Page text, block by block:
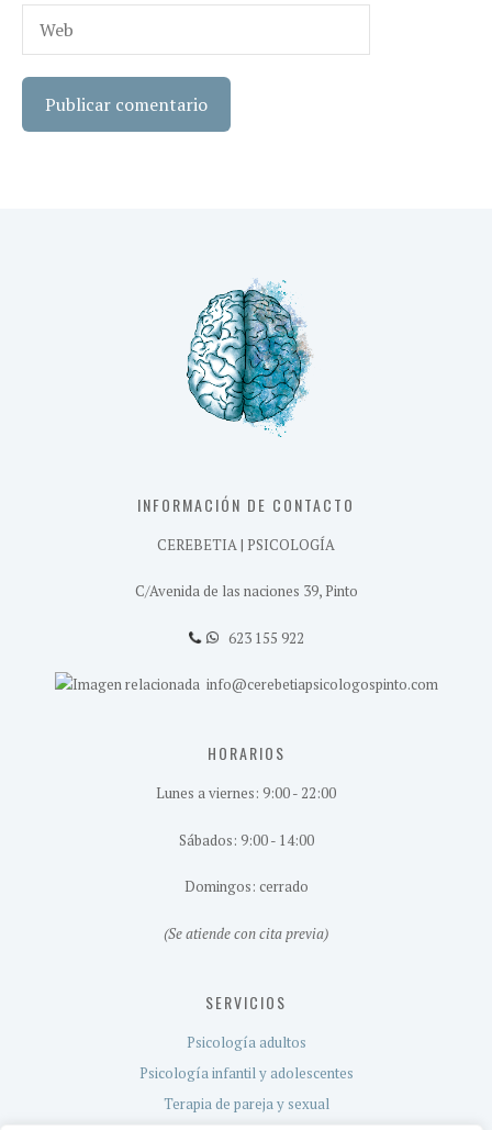
Web
INFORMACIÓN DE CONTACTO
CEREBETIA | PSICOLOGÍA
C/Avenida de las naciones 39, Pinto
623 155 922
info@cerebetiapsicologospinto.com
HORARIOS
Lunes a viernes: 9:00 - 22:00
Sábados: 9:00 - 14:00
Domingos: cerrado
(Se atiende con cita previa)
SERVICIOS
Psicología adultos
Psicología infantil y adolescentes
Terapia de pareja y sexual